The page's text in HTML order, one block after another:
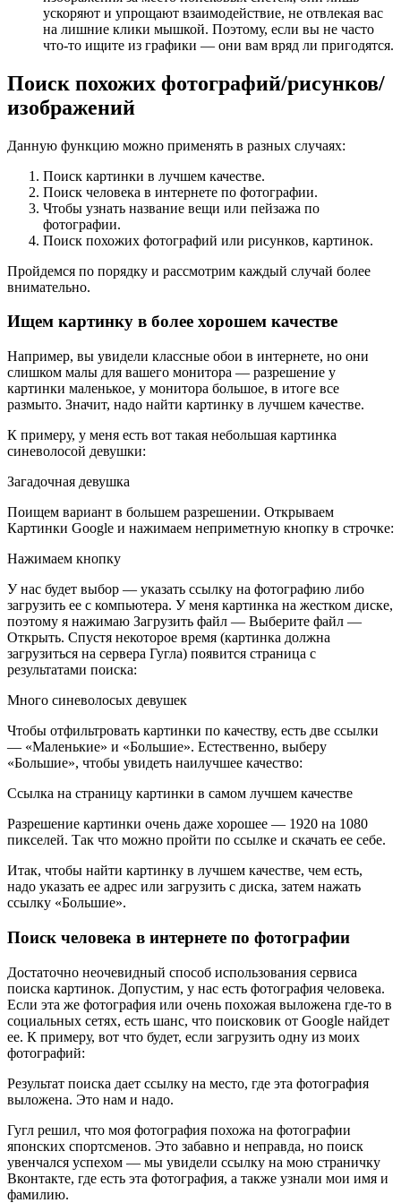
ускоряют и упрощают взаимодействие, не отвлекая вас
на лишние клики мышкой. Поэтому, если вы не часто
что-то ищите из графики — они вам вряд ли пригодятся.
Поиск похожих фотографий/рисунков/
изображений
Данную функцию можно применять в разных случаях:
Поиск картинки в лучшем качестве.
Поиск человека в интернете по фотографии.
Чтобы узнать название вещи или пейзажа по
фотографии.
Поиск похожих фотографий или рисунков, картинок.
Пройдемся по порядку и рассмотрим каждый случай более
внимательно.
Ищем картинку в более хорошем качестве
Например, вы увидели классные обои в интернете, но они
слишком малы для вашего монитора — разрешение у
картинки маленькое, у монитора большое, в итоге все
размыто. Значит, надо найти картинку в лучшем качестве.
К примеру, у меня есть вот такая небольшая картинка
синеволосой девушки:
Загадочная девушка
Поищем вариант в большем разрешении. Открываем
Картинки Google и нажимаем неприметную кнопку в строчке:
Нажимаем кнопку
У нас будет выбор — указать ссылку на фотографию либо
загрузить ее с компьютера. У меня картинка на жестком диске,
поэтому я нажимаю Загрузить файл — Выберите файл —
Открыть. Спустя некоторое время (картинка должна
загрузиться на сервера Гугла) появится страница с
результатами поиска:
Много синеволосых девушек
Чтобы отфильтровать картинки по качеству, есть две ссылки
— «Маленькие» и «Большие». Естественно, выберу
«Большие», чтобы увидеть наилучшее качество:
Ссылка на страницу картинки в самом лучшем качестве
Разрешение картинки очень даже хорошее — 1920 на 1080
пикселей. Так что можно пройти по ссылке и скачать ее себе.
Итак, чтобы найти картинку в лучшем качестве, чем есть,
надо указать ее адрес или загрузить с диска, затем нажать
ссылку «Большие».
Поиск человека в интернете по фотографии
Достаточно неочевидный способ использования сервиса
поиска картинок. Допустим, у нас есть фотография человека.
Если эта же фотография или очень похожая выложена где-то в
социальных сетях, есть шанс, что поисковик от Google найдет
ее. К примеру, вот что будет, если загрузить одну из моих
фотографий:
Результат поиска дает ссылку на место, где эта фотография
выложена. Это нам и надо.
Гугл решил, что моя фотография похожа на фотографии
японских спортсменов. Это забавно и неправда, но поиск
увенчался успехом — мы увидели ссылку на мою страничку
Вконтакте, где есть эта фотография, а также узнали мои имя и
фамилию.